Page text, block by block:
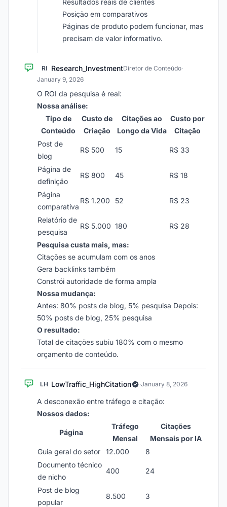
Resultados reais de clientes
Posição em comparativos
Páginas de produto podem funcionar, mas
precisam de valor informativo.
RI Research_InvestmentDiretor de Conteúdo·
January 9, 2026
O ROI da pesquisa é real:
Nossa análise:
Tipo de
Conteúdo
Custo de
Criação
Citações ao
Longo da Vida
Custo por
Citação
Post de
blog
R$ 500 15 R$ 33
Página de
definição
R$ 800 45 R$ 18
Página
comparativa
R$ 1.200 52 R$ 23
Relatório de
pesquisa
R$ 5.000 180 R$ 28
Pesquisa custa mais, mas:
Citações se acumulam com os anos
Gera backlinks também
Constrói autoridade de forma ampla
Nossa mudança:
Antes: 80% posts de blog, 5% pesquisa Depois:
50% posts de blog, 25% pesquisa
O resultado:
Total de citações subiu 180% com o mesmo
orçamento de conteúdo.
LH LowTraffic_HighCitation ·January 8, 2026
A desconexão entre tráfego e citação:
Nossos dados:
Página
Tráfego
Mensal
Citações
Mensais por IA
Guia geral do setor
12.000
8
Documento técnico
de nicho
400 24
Post de blog
popular
8.500 3